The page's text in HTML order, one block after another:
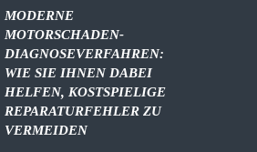
MODERNE
MOTORSCHADEN-
DIAGNOSEVERFAHREN:
WIE SIE IHNEN DABEI
HELFEN, KOSTSPIELIGE
REPARATURFEHLER ZU
VERMEIDEN